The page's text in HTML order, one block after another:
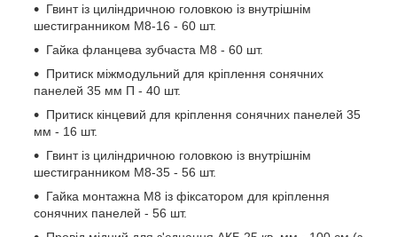
Гвинт із циліндричною головкою із внутрішнім
шестигранником M8-16 - 60 шт.
Гайка фланцева зубчаста М8 - 60 шт.
Притиск міжмодульний для кріплення сонячних
панелей 35 мм П - 40 шт.
Притиск кінцевий для кріплення сонячних панелей 35
мм - 16 шт.
Гвинт із циліндричною головкою із внутрішнім
шестигранником M8-35 - 56 шт.
Гайка монтажна М8 із фіксатором для кріплення
сонячних панелей - 56 шт.